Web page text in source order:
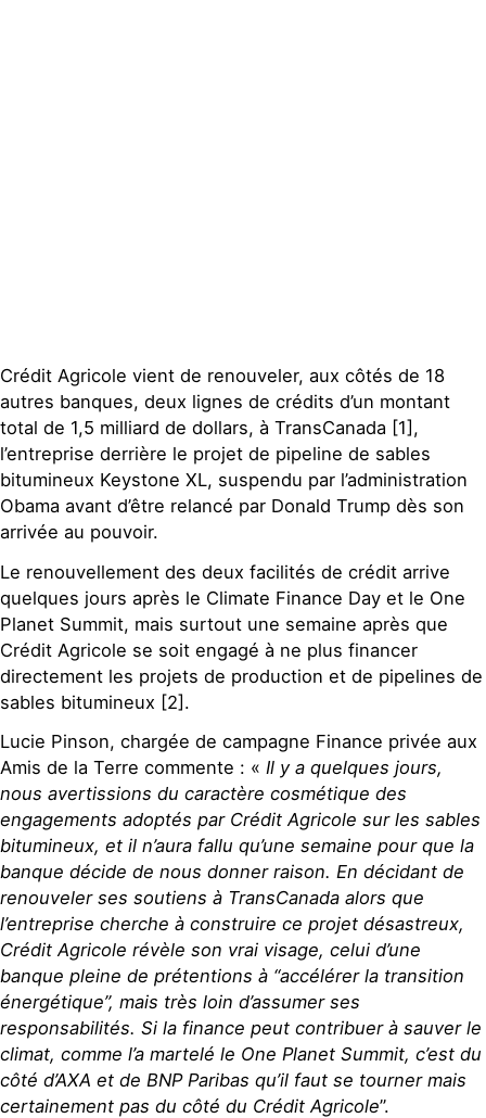
Crédit Agricole vient de renouveler, aux côtés de 18
autres banques, deux lignes de crédits d’un montant
total de 1,5 milliard de dollars, à TransCanada [1],
l’entreprise derrière le projet de pipeline de sables
bitumineux Keystone XL, suspendu par l’administration
Obama avant d’être relancé par Donald Trump dès son
arrivée au pouvoir.
Le renouvellement des deux facilités de crédit arrive
quelques jours après le Climate Finance Day et le One
Planet Summit, mais surtout une semaine après que
Crédit Agricole se soit engagé à ne plus financer
directement les projets de production et de pipelines de
sables bitumineux [2].
Lucie Pinson, chargée de campagne Finance privée aux
Amis de la Terre commente : « Il y a quelques jours,
nous avertissions du caractère cosmétique des
engagements adoptés par Crédit Agricole sur les sables
bitumineux, et il n’aura fallu qu’une semaine pour que la
banque décide de nous donner raison. En décidant de
renouveler ses soutiens à TransCanada alors que
l’entreprise cherche à construire ce projet désastreux,
Crédit Agricole révèle son vrai visage, celui d’une
banque pleine de prétentions à “accélérer la transition
énergétique”, mais très loin d’assumer ses
responsabilités. Si la finance peut contribuer à sauver le
climat, comme l’a martelé le One Planet Summit, c’est du
côté d’AXA et de BNP Paribas qu’il faut se tourner mais
certainement pas du côté du Crédit Agricole”.